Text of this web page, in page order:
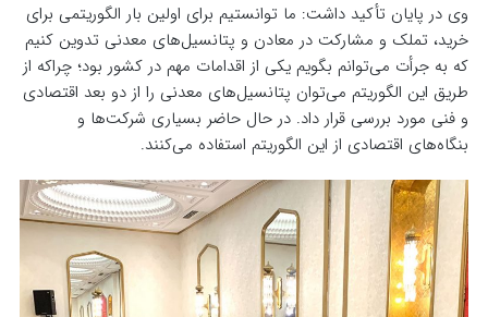
وی در پایان تأکید داشت: ما توانستیم برای اولین بار الگوریتمی برای
خرید، تملک و مشارکت در معادن و پتانسیل‌های معدنی تدوین کنیم
که به جرأت می‌توانم بگویم یکی از اقدامات مهم در کشور بود؛ چراکه از
طریق این الگوریتم می‌توان پتانسیل‌های معدنی را از دو بعد اقتصادی
و فنی مورد بررسی قرار داد. در حال حاضر بسیاری شرکت‌ها و
بنگاه‌های اقتصادی از این الگوریتم استفاده می‌کنند.